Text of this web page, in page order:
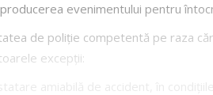
evenimentului pentru
de poliție competentă pe raza
excepții: